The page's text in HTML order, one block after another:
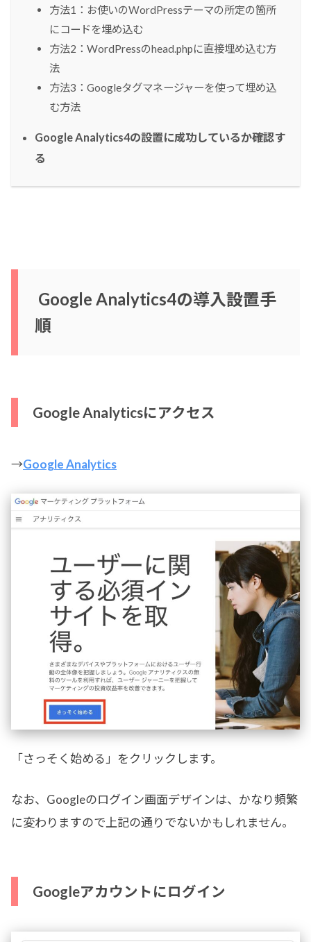
方法1：お使いのWordPressテーマの所定の箇所
にコードを埋め込む
方法2：WordPressのhead.phpに直接埋め込む方
法
方法3：Googleタグマネージャーを使って埋め込
む方法
Google Analytics4の設置に成功しているか確認す
る
Google Analytics4の導入設置手
順
Google Analyticsにアクセス
→Google Analytics
「さっそく始める」をクリックします。
なお、Googleのログイン画面デザインは、かなり頻繁
に変わりますので上記の通りでないかもしれません。
Googleアカウントにログイン